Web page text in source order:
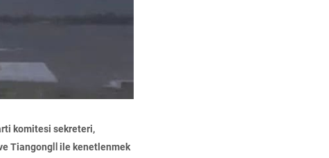
komitesi sekreteri,
TiangongⅡ ile kenetlenmek